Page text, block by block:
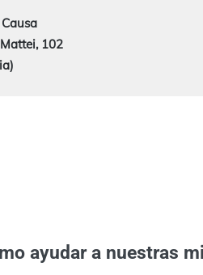
102
ayudar a nuestras